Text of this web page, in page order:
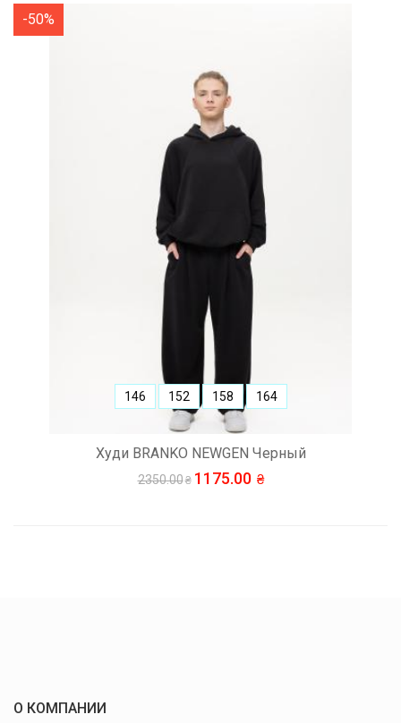
-50%
Худи BRANKO NEWGEN Черный
2350.00 1175.00
146 152 158 164
О КОМПАНИИ